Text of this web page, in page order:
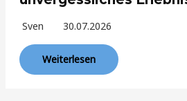
Sven 30.07.2026
Weiterlesen